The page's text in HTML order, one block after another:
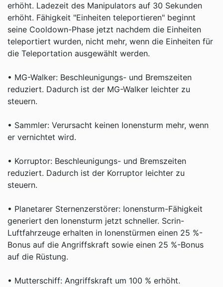
erhöht. Ladezeit des Manipulators auf 30 Sekunden
erhöht. Fähigkeit "Einheiten teleportieren" beginnt
seine Cooldown-Phase jetzt nachdem die Einheiten
teleportiert wurden, nicht mehr, wenn die Einheiten für
die Teleportation ausgewählt werden.
• MG-Walker: Beschleunigungs- und Bremszeiten
reduziert. Dadurch ist der MG-Walker leichter zu
steuern.
• Sammler: Verursacht keinen Ionensturm mehr, wenn
er vernichtet wird.
• Korruptor: Beschleunigungs- und Bremszeiten
reduziert. Dadurch ist der Korruptor leichter zu
steuern.
• Planetarer Sternenzerstörer: Ionensturm-Fähigkeit
generiert den Ionensturm jetzt schneller. Scrin-
Luftfahrzeuge erhalten in Ionenstürmen einen 25 %-
Bonus auf die Angriffskraft sowie einen 25 %-Bonus
auf die Rüstung.
• Mutterschiff: Angriffskraft um 100 % erhöht.